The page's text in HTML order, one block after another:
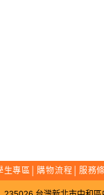
生專區 購物流程 服務